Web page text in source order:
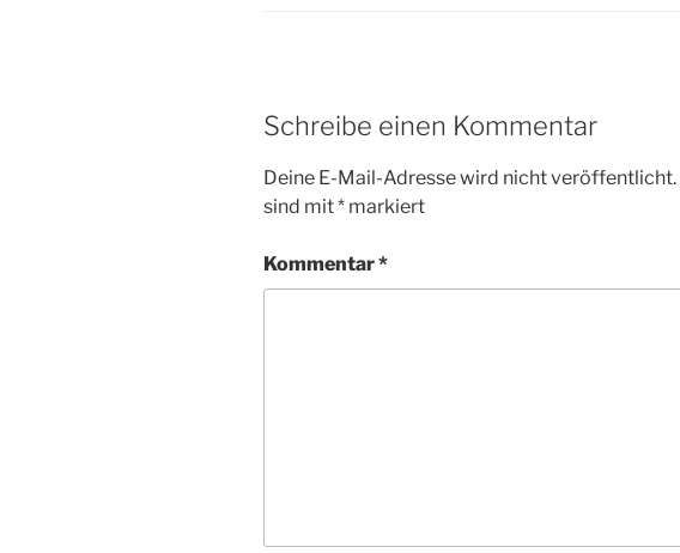
Schreibe einen Kommentar
Deine E-Mail-Adresse wird nicht veröffentlicht.
sind mit* markiert
Kommentar*